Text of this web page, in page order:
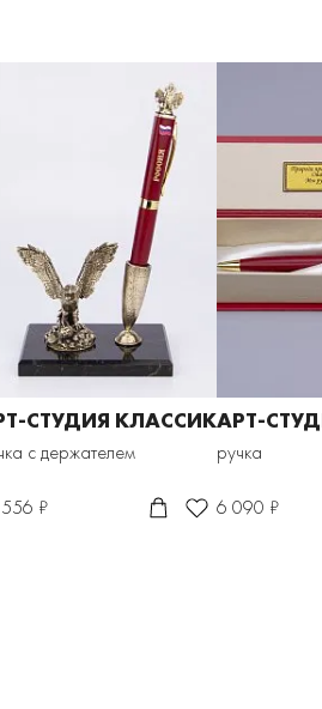
СТУДИЯ КЛАССИК
с держателем
₽
АРТ-
ручка
6 090 ₽